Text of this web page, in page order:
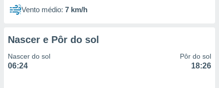
Vento médio: 7 km/h
Nascer e Pôr do sol
Nascer do sol
06:24
Pôr do sol
18:26